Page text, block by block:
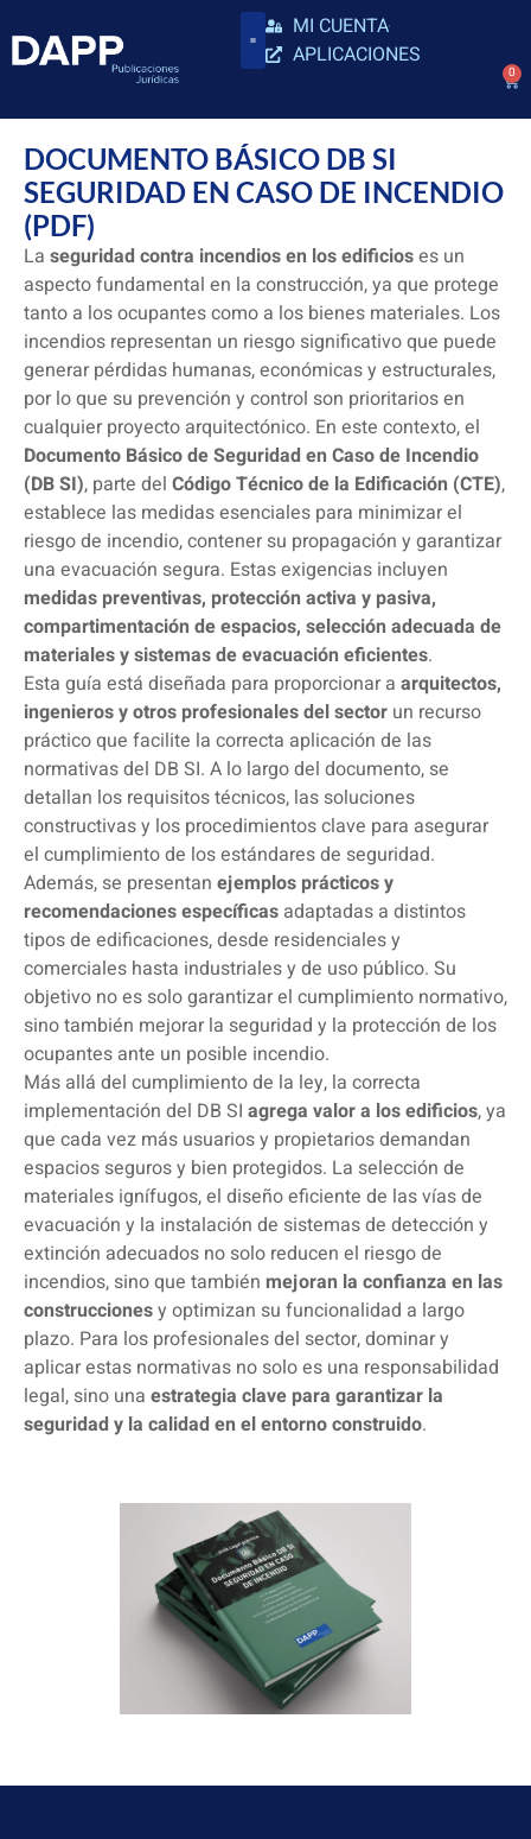
MI CUENTA
APLICACIONES
0
DOCUMENTO BÁSICO DB SI
SEGURIDAD EN CASO DE INCENDIO
(PDF)
La seguridad contra incendios en los edificioses un
aspecto fundamental en la construcción, ya que protege
tanto a los ocupantes como a los bienes materiales. Los
incendios representan un riesgo significativo que puede
generar pérdidas humanas, económicas y estructurales,
por lo que su prevención y control son prioritarios en
cualquier proyecto arquitectónico. En este contexto, el
Documento Básico de Seguridad en Caso de Incendio
(DB SI), parte del Código Técnico de la Edificación (CTE),
establece las medidas esenciales para minimizar el
riesgo de incendio, contener su propagación y garantizar
una evacuación segura. Estas exigencias incluyen
medidas preventivas, protección activa y pasiva,
compartimentación de espacios, selección adecuada de
materiales y sistemas de evacuación eficientes.
Esta guía está diseñada para proporcionar a arquitectos,
ingenieros y otros profesionales del sector un recurso
práctico que facilite la correcta aplicación de las
normativas del DB SI. A lo largo del documento, se
detallan los requisitos técnicos, las soluciones
constructivas y los procedimientos clave para asegurar
el cumplimiento de los estándares de seguridad.
Además, se presentan ejemplos prácticos y
recomendaciones específicas adaptadas a distintos
tipos de edificaciones, desde residenciales y
comerciales hasta industriales y de uso público. Su
objetivo no es solo garantizar el cumplimiento normativo,
sino también mejorar la seguridad y la protección de los
ocupantes ante un posible incendio.
Más allá del cumplimiento de la ley, la correcta
implementación del DB SI agrega valor a los edificios, ya
que cada vez más usuarios y propietarios demandan
espacios seguros y bien protegidos. La selección de
materiales ignífugos, el diseño eficiente de las vías de
evacuación y la instalación de sistemas de detección y
extinción adecuados no solo reducen el riesgo de
incendios, sino que también mejoran la confianza en las
construccionesy optimizan su funcionalidad a largo
plazo. Para los profesionales del sector, dominar y
aplicar estas normativas no solo es una responsabilidad
legal, sino una estrategia clave para garantizar la
seguridad y la calidad en el entorno construido.